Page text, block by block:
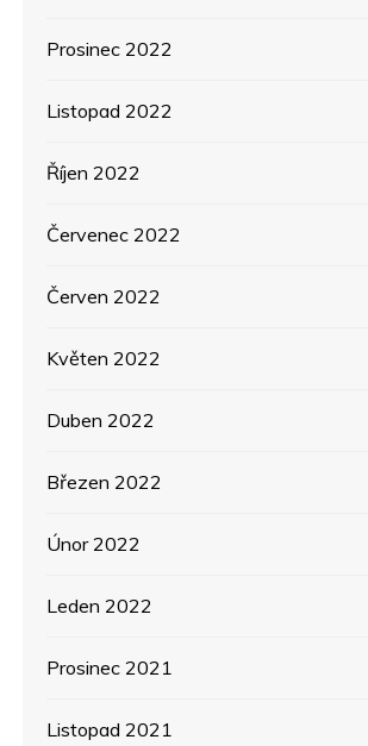
Prosinec 2022
Listopad 2022
Říjen 2022
Červenec 2022
Červen 2022
Květen 2022
Duben 2022
Březen 2022
Únor 2022
Leden 2022
Prosinec 2021
Listopad 2021